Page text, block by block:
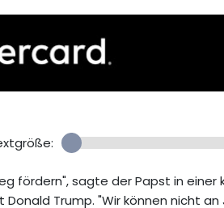
fördern", sagte der Papst in einer
Trump. "Wir können nicht an